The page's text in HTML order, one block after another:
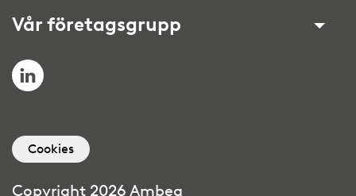
Vår företagsgrupp
LinkedIn
Cookies
Copyright 2026 Ambea